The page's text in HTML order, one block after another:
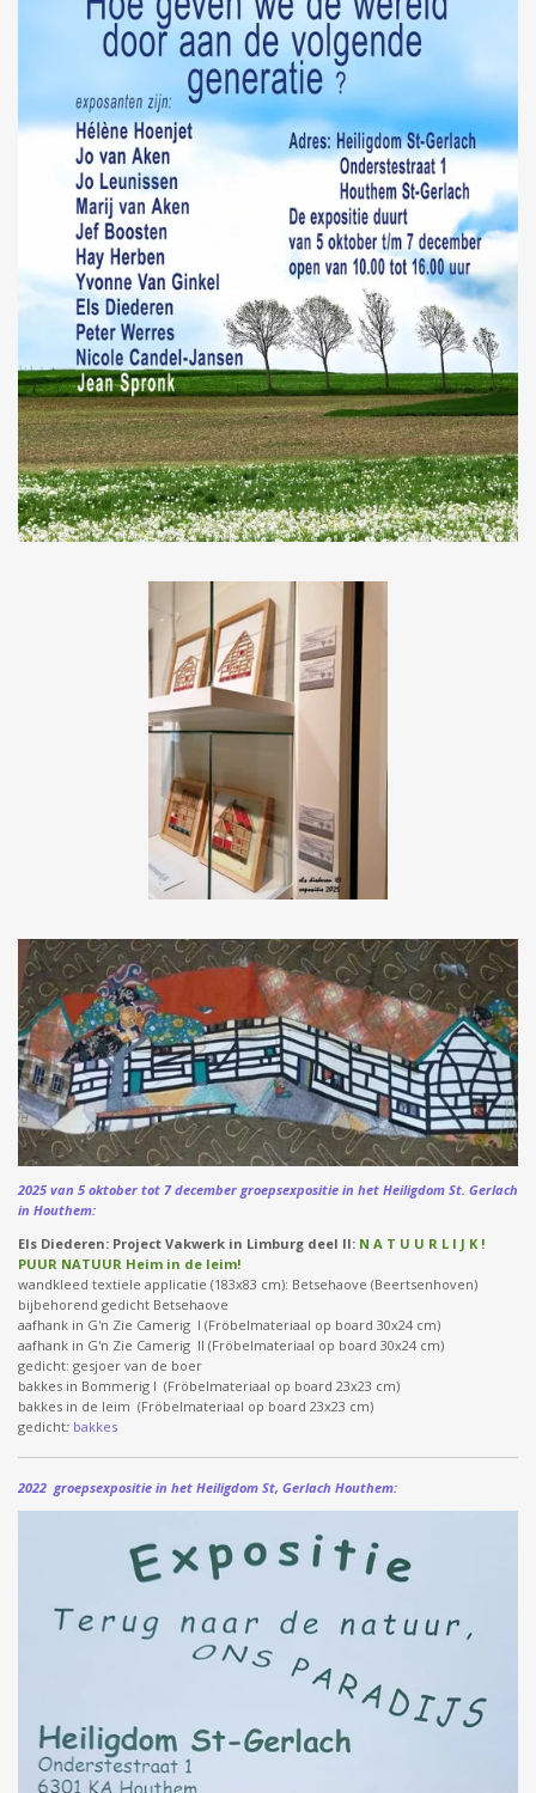
2025 van 5 oktober tot 7 december groepsexpositie in het Heiligdom St. Gerlach
in Houthem:
Els Diederen: Project Vakwerk in Limburg deel II: N A T U U R L I J K !
PUUR NATUUR Heim in de leim!
wandkleed textiele applicatie (183x83 cm): Betsehaove (Beertsenhoven)
bijbehorend gedicht Betsehaove
aafhank in G'n Zie Camerig I (Fröbelmateriaal op board 30x24 cm)
aafhank in G'n Zie Camerig II (Fröbelmateriaal op board 30x24 cm)
gedicht: gesjoer van de boer
bakkes in Bommerig I (Fröbelmateriaal op board 23x23 cm)
bakkes in de leim (Fröbelmateriaal op board 23x23 cm)
gedicht: bakkes
2022 groepsexpositie in het Heiligdom St, Gerlach Houthem: